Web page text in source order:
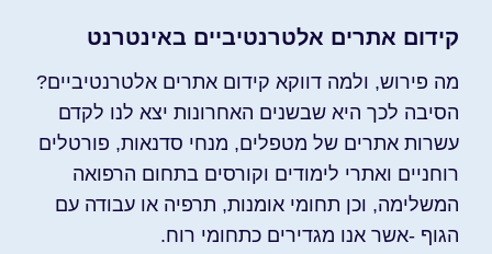
קידום אתרים אלטרנטיביים באינטרנט
מה פירוש, ולמה דווקא קידום אתרים אלטרנטיביים?
הסיבה לכך היא שבשנים האחרונות יצא לנו לקדם
עשרות אתרים של מטפלים, מנחי סדנאות, פורטלים
רוחניים ואתרי לימודים וקורסים בתחום הרפואה
המשלימה, וכן תחומי אומנות, תרפיה או עבודה עם
הגוף -אשר אנו מגדירים כתחומי רוח.